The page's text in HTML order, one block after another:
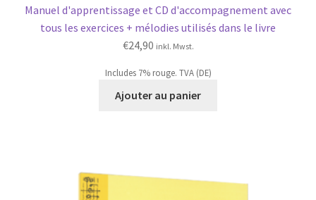
Manuel d'apprentissage et CD d'accompagnement avec
tous les exercices + mélodies utilisés dans le livre
€24,90 inkl. Mwst.
Includes 7% rouge. TVA (DE)
Ajouter au panier